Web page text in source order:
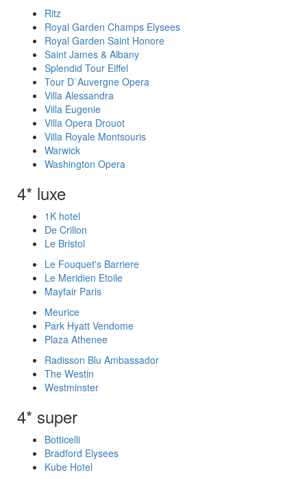
Ritz
Royal Garden Champs Elysees
Royal Garden Saint Honore
Saint James & Albany
Splendid Tour Eiffel
Tour D`Auvergne Opera
Villa Alessandra
Villa Eugenie
Villa Opera Drouot
Villa Royale Montsouris
Warwick
Washington Opera
4* luxe
1K hotel
De Crillon
Le Bristol
Le Fouquet's Barriere
Le Meridien Etoile
Mayfair Paris
Meurice
Park Hyatt Vendome
Plaza Athenee
Radisson Blu Ambassador
The Westin
Westminster
4* super
Botticelli
Bradford Elysees
Kube Hotel